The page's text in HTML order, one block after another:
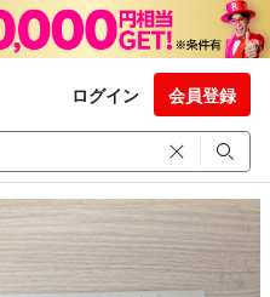
ログイン 会員登録